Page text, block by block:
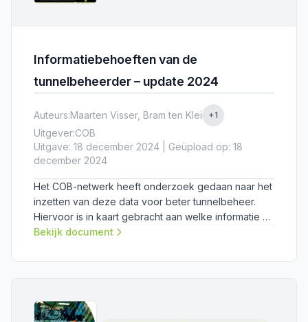
Informatiebehoeften van de
tunnelbeheerder – update 2024
Auteurs:Maarten Visser, Bram ten Klei +1
Uitgever:COB
Uitgave: 18 december 2024 | Geüpload op: 18
december 2024
Het COB-netwerk heeft onderzoek gedaan naar het
inzetten van deze data voor beter tunnelbeheer.
Hiervoor is in kaart gebracht aan welke informatie er
behoefte is bij personen betrokken bij het
Bekijk document